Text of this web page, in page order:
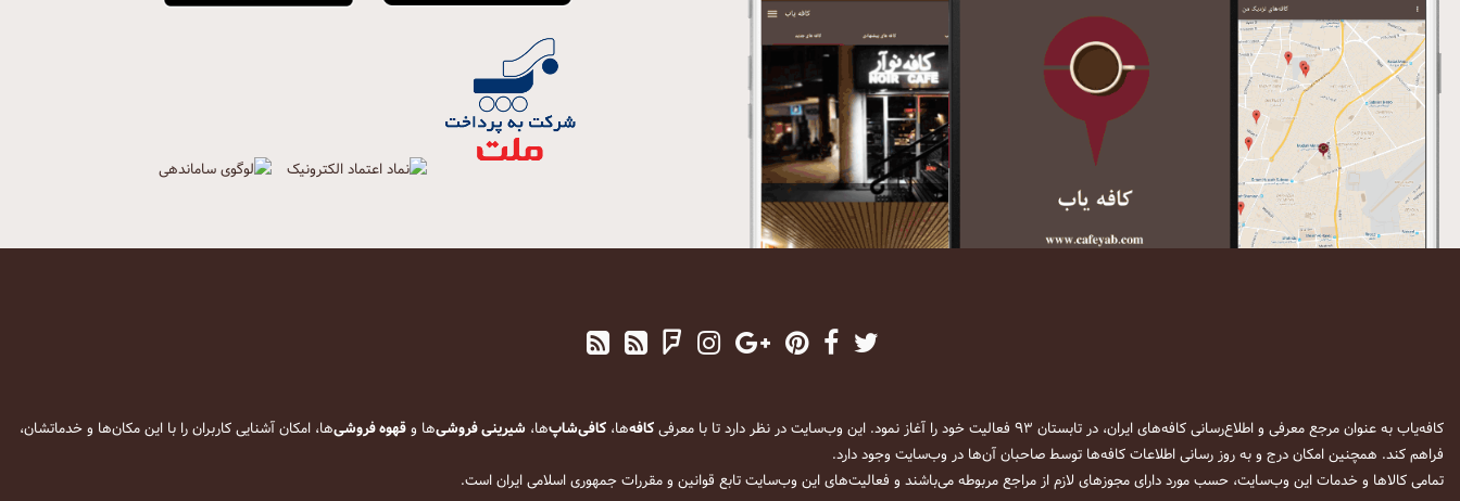
کافه‌یاب به عنوان مرجع معرفی و اطلاع‌رسانی کافه‌های ایران، در تابستان ۹۳ فعالیت خود را آغاز نمود. این وب‌سایت در نظر دارد تا با معرفی کافه‌ها، کافی‌شاپ‌ها، شیرینی فروشی‌ها وقهوه فروشی‌ها، امکان آشنایی کاربران را با این مکان‌ها و خدماتشان،
فراهم کند. همچنین امکان درج و به روز رسانی اطلاعات کافه‌ها توسط صاحبان آن‌ها در وب‌سایت وجود دارد.
تمامی کالاها و خدمات این وب‌سایت، حسب مورد دارای مجوزهای لازم از مراجع مربوطه می‌باشند و فعالیت‌های این وب‌سایت تابع قوانین و مقررات جمهوری اسلامی ایران است.